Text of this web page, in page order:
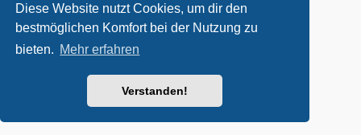
Diese Website nutzt Cookies, um dir den
bestmöglichen Komfort bei der Nutzung zu
bieten. Mehr erfahren
Verstanden!